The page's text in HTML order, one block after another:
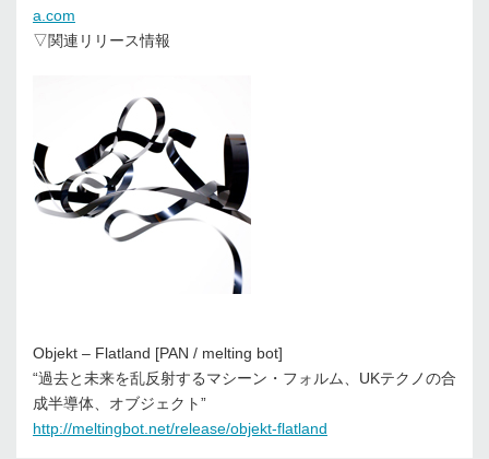
a.com
▽関連リリース情報
Objekt – Flatland [PAN / melting bot]
“過去と未来を乱反射するマシーン・フォルム、UKテクノの合
成半導体、オブジェクト”
http://meltingbot.net/release/objekt-flatland